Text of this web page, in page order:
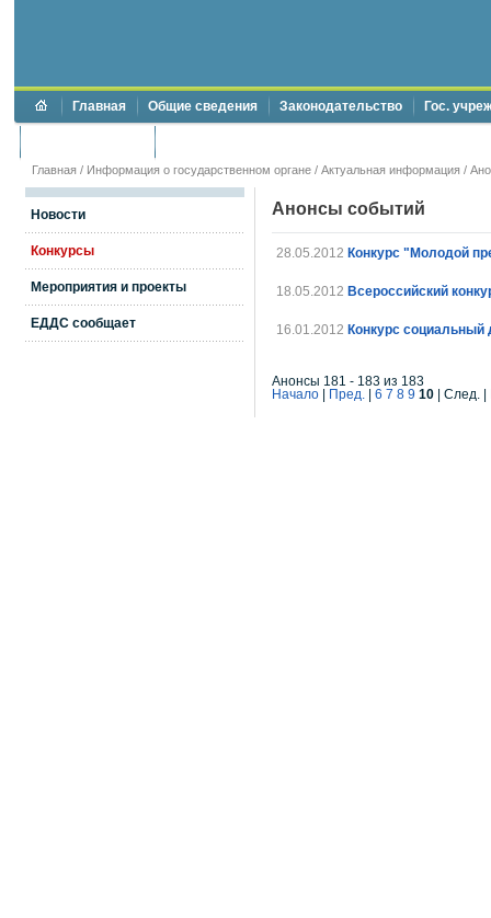
Главная Общие сведения Законодательство Гос.
Главная / Информация о государственном органе / Актуальная информация /
Новости
Конкурсы
Мероприятия и проекты
ЕДДС сообщает
Анонсы событий
28.05.2012 Конкурс "Молодой
18.05.2012 Всероссийский
16.01.2012 Конкурс
Анонсы 181 - 183 из 183
Начало
Пред. 6 7 8 9 10 | След. |